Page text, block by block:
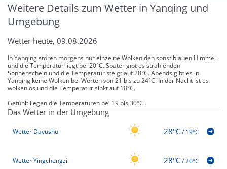
Weitere Details zum Wetter in Yanqing und
Umgebung
Wetter heute, 09.08.2026
In Yanqing stören morgens nur einzelne Wolken den sonst blauen Himmel
und die Temperatur liegt bei 20°C. Später gibt es strahlenden
Sonnenschein und die Temperatur steigt auf 28°C. Abends gibt es in
Yanqing keine Wolken bei Werten von 21 bis zu 24°C. In der Nacht ist es
wolkenlos und die Temperatur sinkt auf 18°C.
Gefühlt liegen die Temperaturen bei 19 bis 30°C.
Das Wetter in der Umgebung
Wetter Dayushu 28°C/19°C
Wetter Yingchengzi 28°C/20°C